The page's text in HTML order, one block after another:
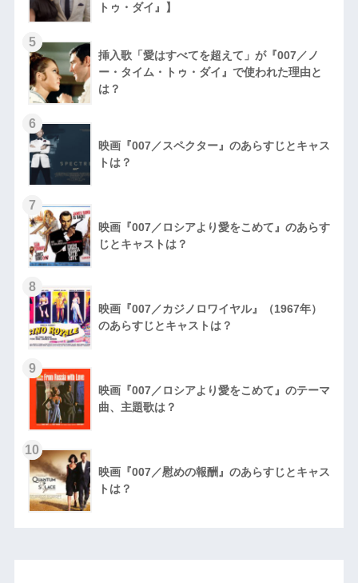
トゥ・ダイ』】
5
挿入歌「愛はすべてを超えて」が『007／ノ
ー・タイム・トゥ・ダイ』で使われた理由と
は？
6
映画『007／スペクター』のあらすじとキャス
トは？
7
映画『007／ロシアより愛をこめて』のあらす
じとキャストは？
8
映画『007／カジノロワイヤル』（1967年）
のあらすじとキャストは？
9
映画『007／ロシアより愛をこめて』のテーマ
曲、主題歌は？
10
映画『007／慰めの報酬』のあらすじとキャス
トは？